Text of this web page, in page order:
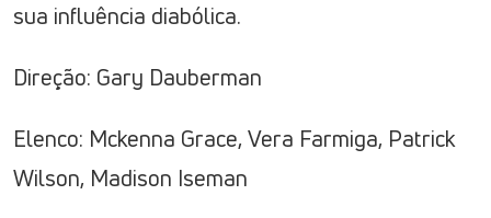
sua influência diabólica.
Direção: Gary Dauberman
Elenco: Mckenna Grace, Vera Farmiga, Patrick
Wilson, Madison Iseman